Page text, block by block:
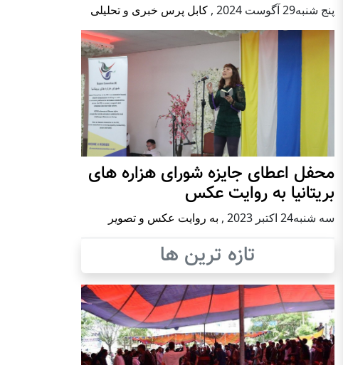
پنج شنبه29 آگوست 2024 , کابل پرس خبری و تحلیلی
محفل اعطای جایزه شورای هزاره های
بریتانیا به روایت عکس
سه شنبه24 اكتبر 2023 , به روایت عکس و تصویر
تازه ترین ها